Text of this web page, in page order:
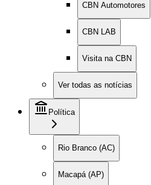
CBN Automotores
CBN LAB
Visita na CBN
Ver todas as notícias
Política
Rio Branco (AC)
Macapá (AP)